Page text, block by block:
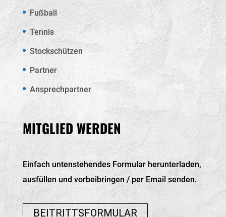
Fußball
Tennis
Stockschützen
Partner
Ansprechpartner
MITGLIED WERDEN
Einfach untenstehendes Formular herunterladen,
ausfüllen und vorbeibringen / per Email senden.
BEITRITTSFORMULAR